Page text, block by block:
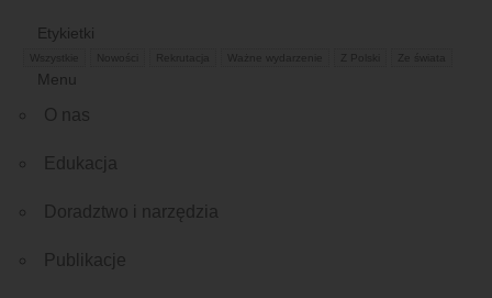
Etykietki
Wszystkie Nowości Rekrutacja Ważne wydarzenie
Menu
O nas
Edukacja
Doradztwo i narzędzia
Publikacje